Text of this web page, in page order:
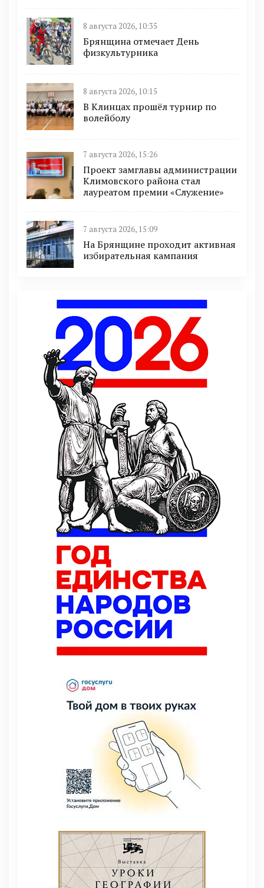
8 августа 2026, 10:35
Брянщина отмечает День
физкультурника
8 августа 2026, 10:15
В Клинцах прошёл турнир по
волейболу
7 августа 2026, 15:26
Проект замглавы администрации
Климовского района стал
лауреатом премии «Служение»
7 августа 2026, 15:09
На Брянщине проходит активная
избирательная кампания